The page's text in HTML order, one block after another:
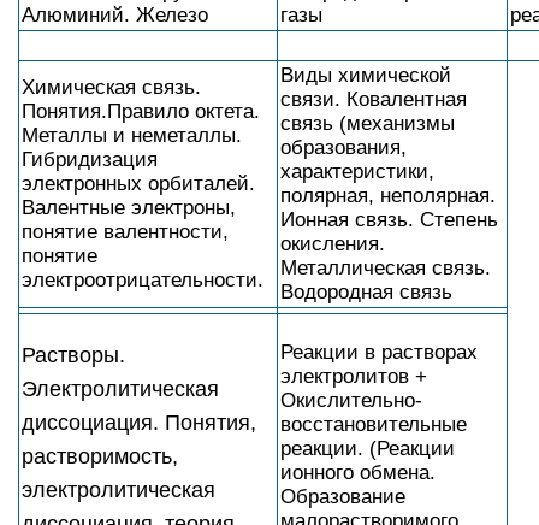
Алюминий. Железо
газы
Химическая связь.
Понятия.Правило октета.
Металлы и неметаллы.
Гибридизация
электронных орбиталей.
Валентные электроны,
понятие валентности,
понятие
электроотрицательности.
Виды химической
связи. Ковалентная
связь (механизмы
образования,
характеристики,
полярная, неполярная.
Ионная связь. Степень
окисления.
Металлическая связь.
Водородная связь
Растворы.
Электролитическая
диссоциация. Понятия,
растворимость,
электролитическая
Реакции в растворах
электролитов +
Окислительно-
восстановительные
реакции. (Реакции
ионного обмена.
Образование